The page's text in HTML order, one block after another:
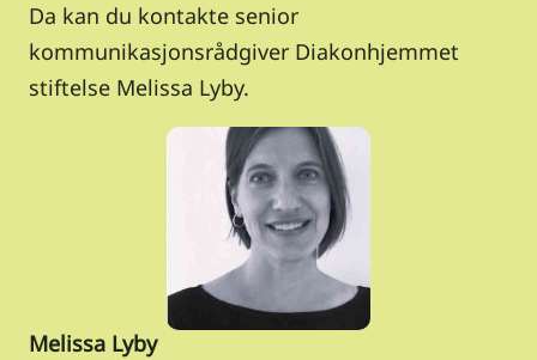
Da kan du kontakte senior
kommunikasjonsrådgiver Diakonhjemmet
stiftelse Melissa Lyby.
Melissa Lyby